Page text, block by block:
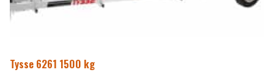
Tysse 6261 1500 kg